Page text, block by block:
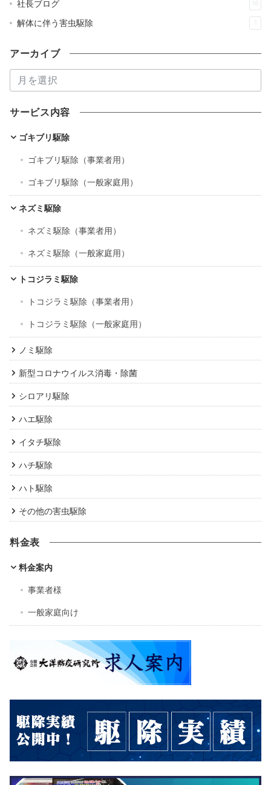
社長ブログ 16
解体に伴う害虫駆除
アーカイブ
ー
カ
イ
ブ
サービス内容
ゴキブリ駆除
ゴキブリ駆除（事業者用）
ゴキブリ駆除（一般家庭用）
ネズミ駆除
ネズミ駆除（事業者用）
ネズミ駆除（一般家庭用）
トコジラミ駆除
トコジラミ駆除（事業者用）
トコジラミ駆除（一般家庭用）
ノミ駆除
新型コロナウイルス消毒・除菌
シロアリ駆除
ハエ駆除
イタチ駆除
ハチ駆除
ハト駆除
その他の害虫駆除
料金表
料金案内
事業者様
一般家庭向け